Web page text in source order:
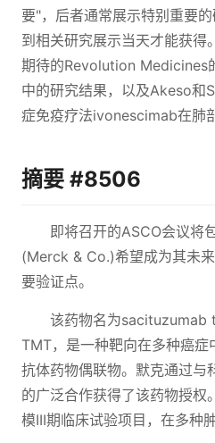
要"，后者通常展示特别重要
到相关研究展示当天才能获得
期待的Revolution Medicines
中的研究结果，以及Akeso
症免疫疗法ivonescimab在肺
摘要 #8506
即将召开的ASCO会议将
(Merck & Co.)希望成为其未
要验证点。
该药物名为
TMT，是一种靶向在多种癌症
抗体药物偶联物。默克通过与
的广泛合作获得了该药物授权
模III期临床试验项目，在多种